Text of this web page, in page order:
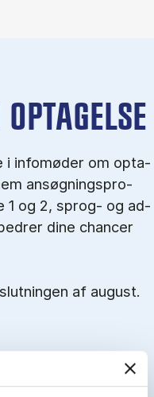
i in­fo­mø­der om op­ta­
an­søg­nings­pro­
1 og 2, sprog- og ad­
dine chancer
af august.